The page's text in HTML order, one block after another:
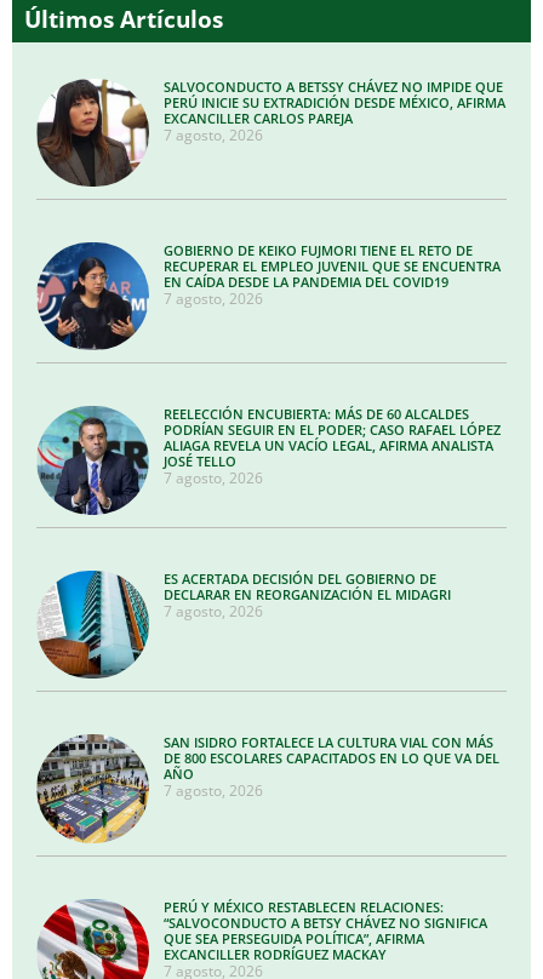
Últimos Artículos
SALVOCONDUCTO A BETSSY CHÁVEZ NO IMPIDE QUE
PERÚ INICIE SU EXTRADICIÓN DESDE MÉXICO, AFIRMA
EXCANCILLER CARLOS PAREJA
7 agosto, 2026
GOBIERNO DE KEIKO FUJMORI TIENE EL RETO DE
RECUPERAR EL EMPLEO JUVENIL QUE SE ENCUENTRA
EN CAÍDA DESDE LA PANDEMIA DEL COVID19
7 agosto, 2026
REELECCIÓN ENCUBIERTA: MÁS DE 60 ALCALDES
PODRÍAN SEGUIR EN EL PODER; CASO RAFAEL LÓPEZ
ALIAGA REVELA UN VACÍO LEGAL, AFIRMA ANALISTA
JOSÉ TELLO
7 agosto, 2026
ES ACERTADA DECISIÓN DEL GOBIERNO DE
DECLARAR EN REORGANIZACIÓN EL MIDAGRI
7 agosto, 2026
SAN ISIDRO FORTALECE LA CULTURA VIAL CON MÁS
DE 800 ESCOLARES CAPACITADOS EN LO QUE VA DEL
AÑO
7 agosto, 2026
PERÚ Y MÉXICO RESTABLECEN RELACIONES:
“SALVOCONDUCTO A BETSY CHÁVEZ NO SIGNIFICA
QUE SEA PERSEGUIDA POLÍTICA”, AFIRMA
EXCANCILLER RODRÍGUEZ MACKAY
7 agosto, 2026